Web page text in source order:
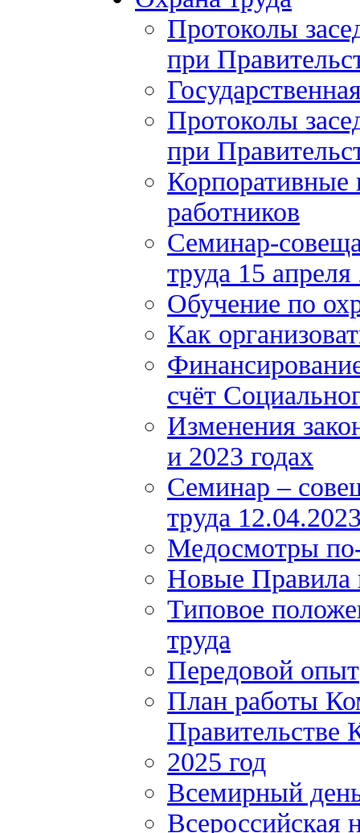
Протоколы
при
Протоколы
при
Корпоративные
работников
Семинар-
труда 15 апреля
Обучение по
Как
счёт
Изменения
и 2023 годах
Семинар –
труда
Медосмотры
Новые Правила
Типовое
труда
Передовой опыт
План работы
Правительстве
2025 год
Всемирный
Всероссийская